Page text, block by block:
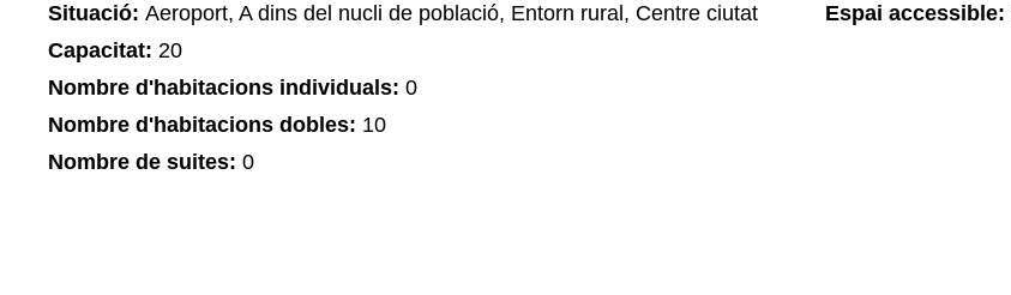
Situació: Aeroport, A dins del nucli de població, Entorn rural, Centre ciutat
Capacitat: 20
Nombre d'habitacions individuals: 0
Nombre d'habitacions dobles: 10
Nombre de suites: 0
Espai accessible: